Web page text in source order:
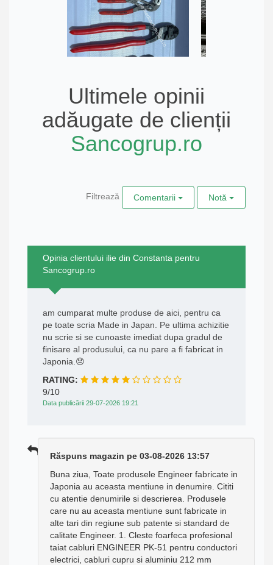
Ultimele opinii
adăugate de clienții
Sancogrup.ro
Filtrează Comentarii Notă
Opinia clientului ilie din Constanta pentru
Sancogrup.ro
am cumparat multe produse de aici, pentru ca
pe toate scria Made in Japan. Pe ultima achizitie
nu scrie si se cunoaste imediat dupa gradul de
finisare al produsului, ca nu pare a fi fabricat in
Japonia.😞
RATING:
9/10
Data publicării 29-07-2026 19:21
Răspuns magazin pe 03-08-2026 13:57
Buna ziua, Toate produsele Engineer fabricate in
Japonia au aceasta mentiune in denumire. Cititi
cu atentie denumirile si descrierea. Produsele
care nu au aceasta mentiune sunt fabricate in
alte tari din regiune sub patente si standard de
calitate Engineer. 1. Cleste foarfeca profesional
taiat cabluri ENGINEER PK-51 pentru conductori
electrici, cabluri cupru si aluminiu 212 mm